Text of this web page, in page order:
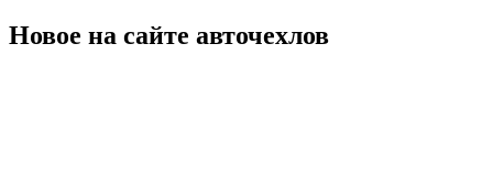
Новое на сайте авточехлов